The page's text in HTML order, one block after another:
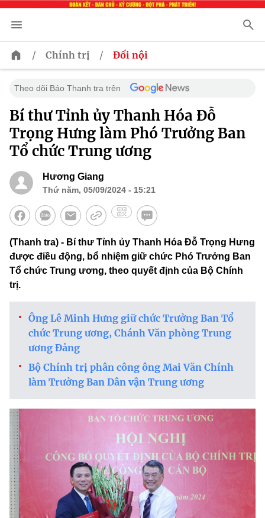
/ Chính trị / Đối nội
Theo dõi Báo Thanh tra trên
Bí thư Tỉnh ủy Thanh Hóa Đỗ
Trọng Hưng làm Phó Trưởng Ban
Tổ chức Trung ương
Hương Giang
Thứ năm, 05/09/2024 - 15:21
(Thanh tra) - Bí thư Tỉnh ủy Thanh Hóa Đỗ Trọng Hưng
được điều động, bổ nhiệm giữ chức Phó Trưởng Ban
Tổ chức Trung ương, theo quyết định của Bộ Chính
trị.
Ông Lê Minh Hưng giữ chức Trưởng Ban Tổ
chức Trung ương, Chánh Văn phòng Trung
ương Đảng
Bộ Chính trị phân công ông Mai Văn Chính
làm Trưởng Ban Dân vận Trung ương